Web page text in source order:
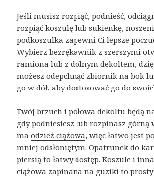
Jeśli musisz rozpiąć, podnieść,
rozpiąć koszulę lub sukienkę,
podkoszulka zapewni Ci lepsze
Wybierz bezrękawnik z szerszymi
ramiona lub z dolnym dekoltem,
możesz odepchnąć zbiornik na bok
go w dół, aby dostosować go do
Twój brzuch i połowa dekoltu będą
gdy podniesiesz lub rozpinasz górną
maodzież ciążowa, więc łatwo jest
mniej odsłoniętym. Opatrunek do
piersią to łatwy dostęp. Koszule i
ciążowa zapinana na guziki to prosty